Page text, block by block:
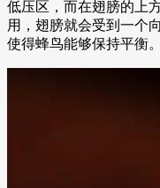
低压区，而在翅膀的上
用，翅膀就会受到一个
使得蜂鸟能够保持平衡。